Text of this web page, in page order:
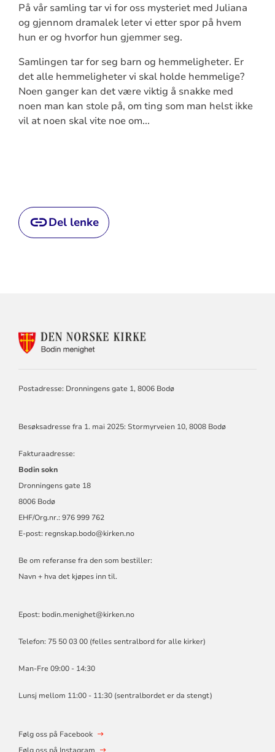
På vår samling tar vi for oss mysteriet med Juliana
og gjennom dramalek leter vi etter spor på hvem
hun er og hvorfor hun gjemmer seg.
Samlingen tar for seg barn og hemmeligheter. Er
det alle hemmeligheter vi skal holde hemmelige?
Noen ganger kan det være viktig å snakke med
noen man kan stole på, om ting som man helst ikke
vil at noen skal vite noe om...
Del lenke
Postadresse: Dronningens gate 1, 8006 Bodø
Besøksadresse fra 1. mai 2025: Stormyrveien 10, 8008 Bodø
Fakturaadresse:
Bodin sokn
Dronningens gate 18
8006 Bodø
EHF/Org.nr.: 976 999 762
E-post: regnskap.bodo@kirken.no
Be om referanse fra den som bestiller:
Navn + hva det kjøpes inn til.
Epost: bodin.menighet@kirken.no
Telefon: 75 50 03 00 (felles sentralbord for alle kirker)
Man-Fre 09:00 - 14:30
Lunsj mellom 11:00 - 11:30 (sentralbordet er da stengt)
Følg oss på Facebook
Følg oss på Instagram